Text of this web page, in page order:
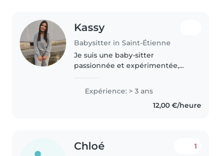
Kassy
Babysitter in Saint-Étienne
Je suis une baby-sitter
passionnée et expérimentée,
enfants avec dévouement et
créativité. Avec des stages
d'expérience auprès des bébés,
Expérience: > 3 ans
12,00 €/heure
Chloé 1